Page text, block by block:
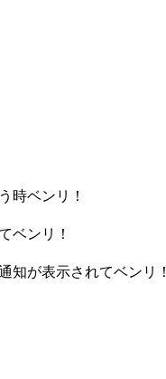
時ベンリ！
ベンリ！
知が表示されてベンリ！